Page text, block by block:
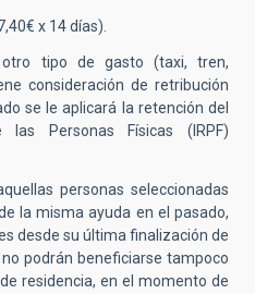
x 14 días).
tipo de gasto (taxi, tren,
consideración de retribución
se le aplicará la retención del
Personas Físicas (IRPF)
personas seleccionadas
la misma ayuda en el pasado,
desde su última finalización de
podrán beneficiarse tampoco
residencia, en el momento de